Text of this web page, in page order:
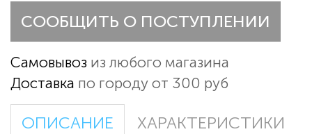
СООБЩИТЬ О ПОСТУПЛЕНИИ
Самовывоз из любого магазина
Доставка по городу от 300 руб
ОПИСАНИЕ ХАРАКТЕРИСТИКИ